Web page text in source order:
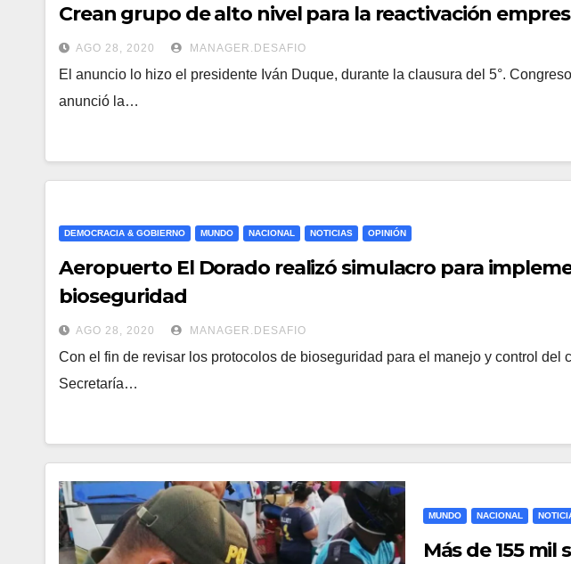
Crean grupo de alto nivel para la reactivación
AGO 28, 2020 MANAGER.DESAFIO
El anuncio lo hizo el presidente Iván Duque, durante la clausura del 5°.
anunció la…
DEMOCRACIA & GOBIERNO MUNDO NACIONAL NOTICIAS OPINIÓN
Aeropuerto El Dorado realizó simulacro para
bioseguridad
AGO 28, 2020 MANAGER.DESAFIO
Con el fin de revisar los protocolos de bioseguridad para el manejo y control del
Secretaría…
MUNDO NACIONAL
Más de 155 mil